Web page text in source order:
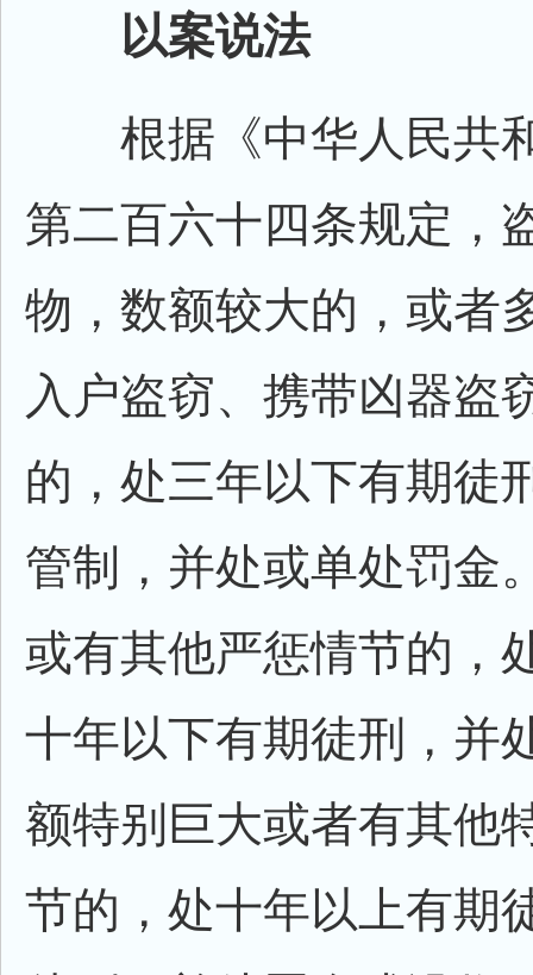
以案说法
根据《中华人民共
第二百六十四条规定，
物，数额较大的，或者
入户盗窃、携带凶器盗
的，处三年以下有期徒
管制，并处或单处罚金
或有其他严惩情节的，
十年以下有期徒刑，并
额特别巨大或者有其他
节的，处十年以上有期